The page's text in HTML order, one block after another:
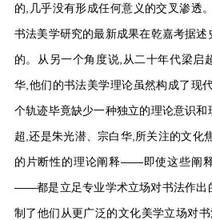
的,几乎没有形成任何意义的交叉渗透
书法美学研究的最新成果在乾嘉考据
的。从另一个角度说,从二十年代梁启
华,他们的书法美学理论虽然构成了现
个轨迹毕竟缺少一种独立的理论意识
超,还是朱光潜、宗白华,所关注的文化
的片断性的理论阐释——即使这些阐
——都是立足专业学术立场对书法作出
制了他们从更广泛的文化美学立场对